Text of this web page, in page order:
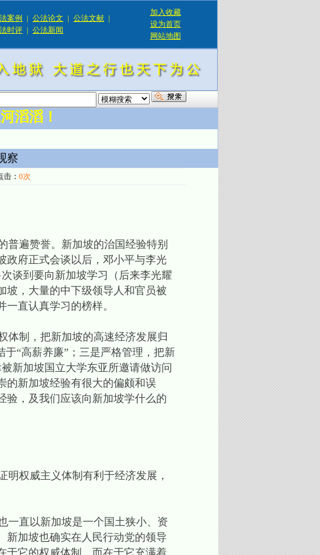
案例 | 公法论文 | 公法文献 |
时评 | 公法新闻
加入收藏
设为首页
网站地图
滔滔！
察
击： 0次
遍赞誉。新加坡的治国经验特别
政府正式会谈以后，邓小平与李光
谈到要向新加坡学习（后来李光耀
坡，大量的中下级领导人和官员被
直认真学习的榜样。
制，把新加坡的高速经济发展归
“高薪养廉”；三是严格管理，把新
新加坡国立大学东亚所邀请做访问
的新加坡经验有很大的偏颇和误
验，及我们应该向新加坡学什么的
权威主义体制有利于经济发展，
一直以新加坡是一个国土狭小、资
新加坡也确实在人民行动党的领导
于它的权威体制，而在于它充满着